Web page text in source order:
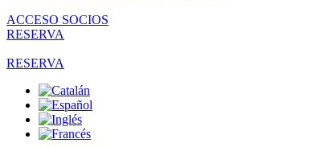
ACCESO SOCIOS
RESERVA
RESERVA